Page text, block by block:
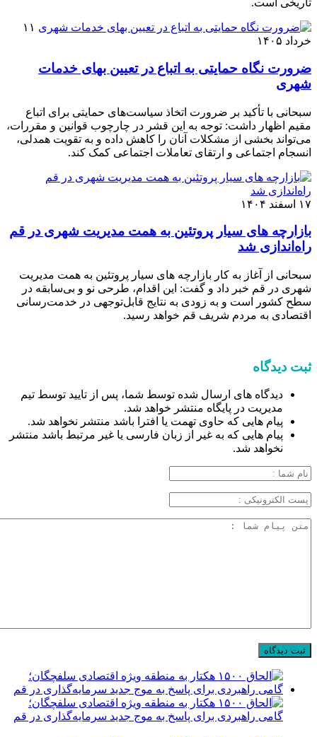
تاریخی است.
۱۱
خرداد ۱۴۰۵
ضرورت نگاه حمایتی به اتباع در تعیین بهای خدمات
شهری
سبحانی با تأکید بر ضرورت اتخاذ سیاست‌های حمایتی برای اتباع
مقیم اظهار داشت: توجه به این قشر در چارچوب قوانین و مقررات،
می‌تواند بخشی از مشکلات آنان را کاهش داده و به تقویت همدلی،
انسجام اجتماعی و ارتقای تعاملات اجتماعی کمک کند.
۱۷ اسفند ۱۴۰۴
بازارچه های سیار پروتئین به همت مدیریت شهری در قم
راه‌اندازی شد
سبحانی از آغاز به کار بازارچه های سیار پروتئین به همت مدیریت
شهری در قم خبر داد و گفت: این اقدام، طرحی نو و بی‌سابقه در
سطح کشور است و به زودی به نتایج قابل‌توجهی در خدمت‌رسانی
اقتصادی به مردم شریف قم خواهد رسید.
ثبت دیدگاه
دیدگاه های ارسال شده توسط شما، پس از تایید توسط تیم
مدیریت در پایگاه منتشر خواهد شد.
پیام هایی که حاوی تهمت یا افترا باشد منتشر نخواهد شد.
پیام هایی که به غیر از زبان فارسی یا غیر مرتبط باشد منتشر
نخواهد شد.